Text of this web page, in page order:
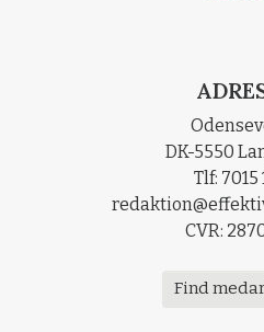
DK-5550
Tlf: 7015
CVR:
Find